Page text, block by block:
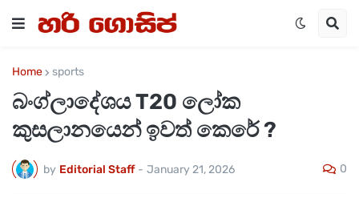
Home sports
බංග්ලාදේශය T20 ලෝක
කුසලානයෙන් ඉවත් කෙරේ ?
by Editorial Staff - January 21, 2026 0